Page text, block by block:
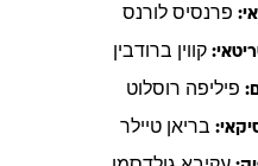
פרנסיס לורנס
קווין ברודבין
פיליפה רוסלוט
בריאן טיילר